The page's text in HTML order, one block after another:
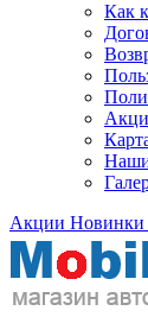
Как
Акции Новинки